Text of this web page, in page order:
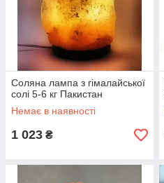
Соляна лампа з гімалайської
солі 5-6 кг Пакистан
Немає в наявності
1 023 ₴